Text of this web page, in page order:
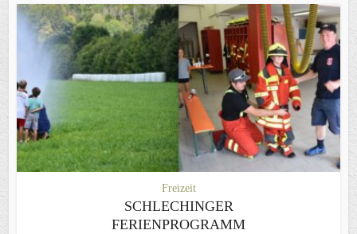
Freizeit
SCHLECHINGER
FERIENPROGRAMM